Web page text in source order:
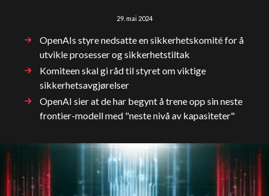
29. mai 2024
OpenAIs styre nedsatte en sikkerhetskomité for å
utvikle prosesser og sikkerhetstiltak
Komiteen skal gi råd til styret om viktige
sikkerhetsavgjørelser
OpenAI sier at de har begynt å trene opp sin neste
frontier-modell med "neste nivå av kapasiteter"